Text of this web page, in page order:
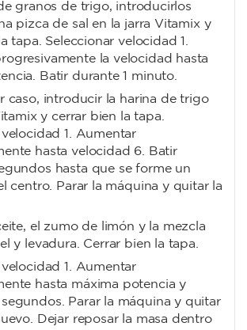
granos de trigo, introducirlos
pizca de sal en la jarra Vitamix y
tapa. Seleccionar velocidad 1.
la velocidad hasta
Batir durante 1 minuto.
caso, introducir la harina de trigo
y cerrar bien la tapa.
1. Aumentar
hasta velocidad 6. Batir
hasta que se forme un
centro. Parar la máquina y quitar la
el zumo de limón y la mezcla
y levadura. Cerrar bien la tapa.
1. Aumentar
hasta máxima potencia y
Parar la máquina y quitar
Dejar reposar la masa dentro